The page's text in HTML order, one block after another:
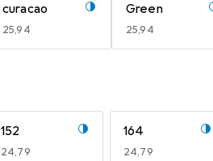
curacao
EUR
25,94
Green
EUR
25,94
152
EUR
24,79
164
EUR
24,79